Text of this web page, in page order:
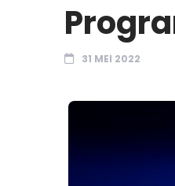
31 MEI 2022